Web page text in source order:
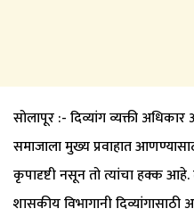
सोलापूर :- दिव्यांग व्यक्ती
समाजाला मुख्य प्रवाहात
कृपादृष्टी नसून तो त्यांचा हक्क आहे.
शासकीय विभागानी दिव्यांगासाठी